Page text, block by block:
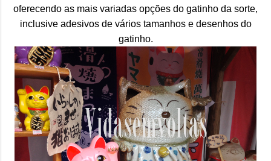
oferecendo as mais variadas opções do gatinho da sorte,
inclusive adesivos de vários tamanhos e desenhos do
gatinho.